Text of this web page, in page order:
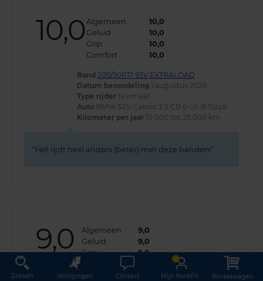
10,0 Algemeen
10,0
Geluid
10,0
Grip
10,0
Comfort
10,0
Band 205/50R17 93V EXTRALOAD
Datum beoordeling 1 augustus 2026
Type rijder Normaal
Auto BMW 325i Cabrio 2.5 CB 6-cil. B 192pk
Kilometer per jaar 10.000 tot 25.000 km
Het rijdt heel anders (beter) met deze banden!
9,0 Algemeen
9,0
Geluid
9,0
Grip
9,0
Zoeken Vestigingen Contact Mijn KwikFit Winkelwagen